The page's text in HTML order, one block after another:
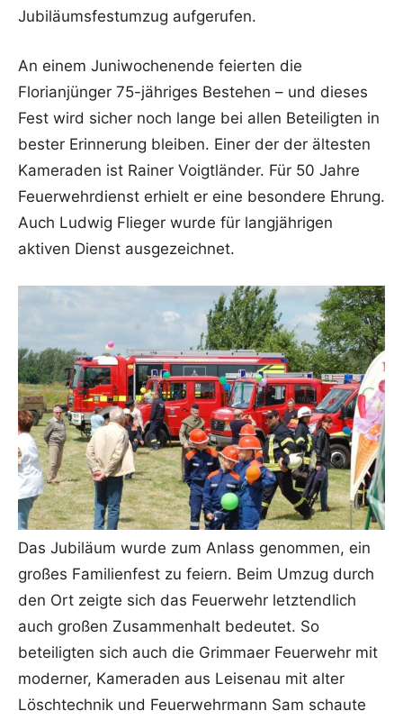
Jubiläumsfestumzug aufgerufen.
An einem Juniwochenende feierten die
Florianjünger 75-jähriges Bestehen – und dieses
Fest wird sicher noch lange bei allen Beteiligten in
bester Erinnerung bleiben. Einer der der ältesten
Kameraden ist Rainer Voigtländer. Für 50 Jahre
Feuerwehrdienst erhielt er eine besondere Ehrung.
Auch Ludwig Flieger wurde für langjährigen
aktiven Dienst ausgezeichnet.
Das Jubiläum wurde zum Anlass genommen, ein
großes Familienfest zu feiern. Beim Umzug durch
den Ort zeigte sich das Feuerwehr letztendlich
auch großen Zusammenhalt bedeutet. So
beteiligten sich auch die Grimmaer Feuerwehr mit
moderner, Kameraden aus Leisenau mit alter
Löschtechnik und Feuerwehrmann Sam schaute